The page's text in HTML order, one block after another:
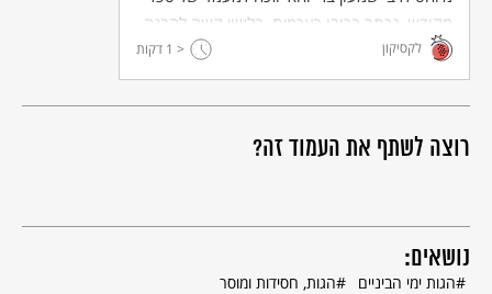
רוצה לשתף את העמוד זה?
מקודש. נכתב ברובו בארמית, בלשון קשה להבנה.
תורגם לעברית ולשפות אחרות.
לקסיקון < 1 דקות
נושאים:
הגות ימי הביניים הגות, חסידות ומוסר